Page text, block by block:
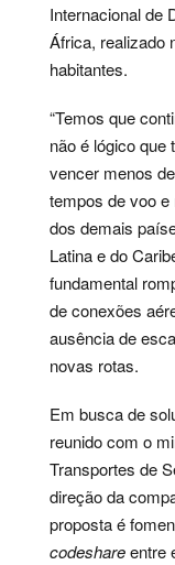
Internacional de
África, realizado
habitantes.
“Temos que
não é lógico que
vencer menos
tempos de voo
dos demais
Latina e do
fundamental
de conexões
ausência de
novas rotas.
Em busca de
reunido com o
Transportes de
direção da
proposta é
codeshareentre